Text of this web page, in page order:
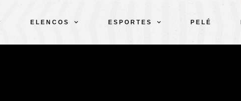
ELENCOS ESPORTES PELÉ